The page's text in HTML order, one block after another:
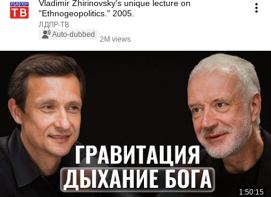
Vladimir Zhirinovsky's unique lecture on
"Ethnogeopolitics." 2005.
ЛДПР-ТВ
Auto-dubbed
2M views
1:50:15